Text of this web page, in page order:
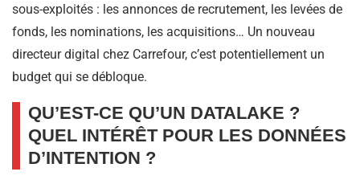
sous-exploités : les annonces de recrutement, les levées de
fonds, les nominations, les acquisitions… Un nouveau
directeur digital chez Carrefour, c’est potentiellement un
budget qui se débloque.
QU’EST-CE QU’UN DATALAKE ?
QUEL INTÉRÊT POUR LES DONNÉES
D’INTENTION ?